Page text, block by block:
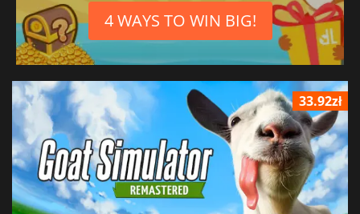
4 WAYS TO WIN BIG!
33.92zł